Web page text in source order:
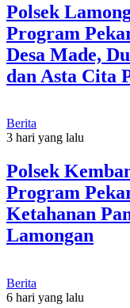
Polsek
Program
Desa Made,
dan Asta Cita
Berita
3 hari yang lalu
Polsek
Program
Ketahanan
Lamongan
Berita
6 hari yang lalu